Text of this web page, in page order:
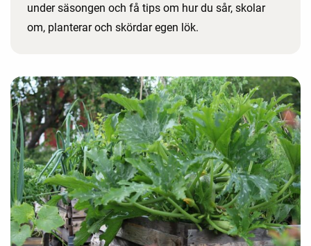
under säsongen och få tips om hur du sår, skolar
om, planterar och skördar egen lök.